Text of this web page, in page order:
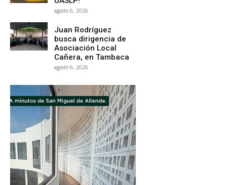
agosto 6, 2026
Juan Rodríguez
busca dirigencia de
Asociación Local
Cañera, en Tambaca
agosto 6, 2026